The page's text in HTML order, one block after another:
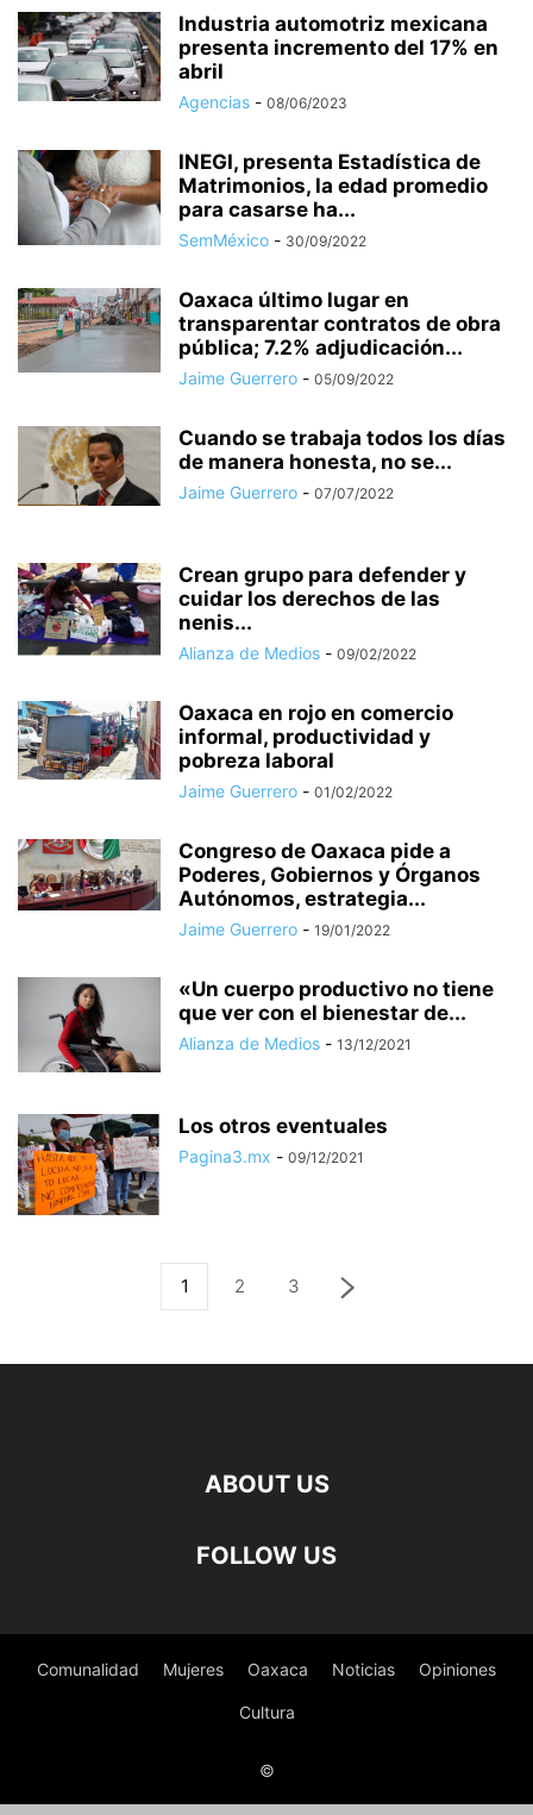
Industria automotriz mexicana
presenta incremento del 17% en
abril
Agencias - 08/06/2023
INEGI, presenta Estadística de
Matrimonios, la edad promedio
para casarse ha...
SemMéxico - 30/09/2022
Oaxaca último lugar en
transparentar contratos de obra
pública; 7.2% adjudicación...
Jaime Guerrero - 05/09/2022
Cuando se trabaja todos los días
de manera honesta, no se...
Jaime Guerrero - 07/07/2022
Crean grupo para defender y
cuidar los derechos de las
nenis...
Alianza de Medios - 09/02/2022
Oaxaca en rojo en comercio
informal, productividad y
pobreza laboral
Jaime Guerrero - 01/02/2022
Congreso de Oaxaca pide a
Poderes, Gobiernos y Órganos
Autónomos, estrategia...
Jaime Guerrero - 19/01/2022
«Un cuerpo productivo no tiene
que ver con el bienestar de...
Alianza de Medios - 13/12/2021
Los otros eventuales
Pagina3.mx - 09/12/2021
1 2 3
ABOUT US
FOLLOW US
Comunalidad Mujeres Oaxaca Noticias Opiniones
Cultura
©